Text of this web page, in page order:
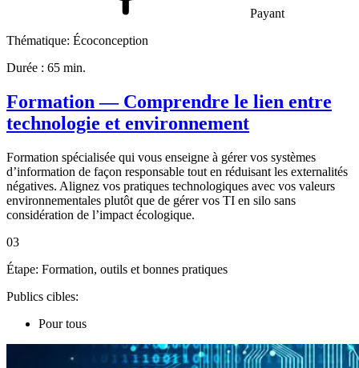
Payant
Thématique: Écoconception
Durée : 65 min.
Formation — Comprendre le lien entre
technologie et environnement
Formation spécialisée qui vous enseigne à gérer vos systèmes
d’information de façon responsable tout en réduisant les externalités
négatives. Alignez vos pratiques technologiques avec vos valeurs
environnementales plutôt que de gérer vos TI en silo sans
considération de l’impact écologique.
03
Étape: Formation, outils et bonnes pratiques
Publics cibles:
Pour tous